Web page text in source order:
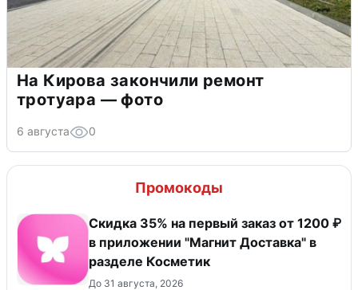
На Кирова закончили ремонт
тротуара — фото
6 августа 0
Промокоды
​Скидка 35% на первый заказ от 1200 ₽
в приложении "Магнит Доставка"​ в
разделе Косметик
До 31 августа, 2026